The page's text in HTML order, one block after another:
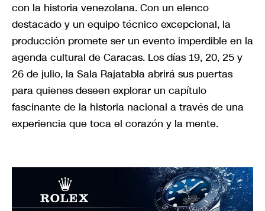
con la historia venezolana. Con un elenco
destacado y un equipo técnico excepcional, la
producción promete ser un evento imperdible en la
agenda cultural de Caracas. Los días 19, 20, 25 y
26 de julio, la Sala Rajatabla abrirá sus puertas
para quienes deseen explorar un capítulo
fascinante de la historia nacional a través de una
experiencia que toca el corazón y la mente.